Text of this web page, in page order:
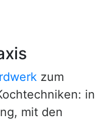
zum
in
mit den